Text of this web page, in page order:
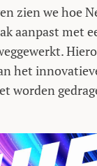
zien we hoe
aanpast met
het
worden